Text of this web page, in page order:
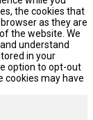
the cookies that
as they are
the website. We
understand
in your
option to opt-out
cookies may have